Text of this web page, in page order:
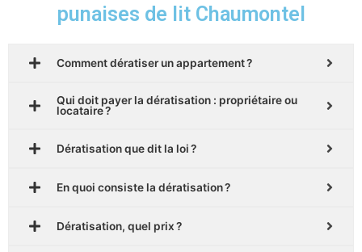
punaises de lit Chaumontel
Comment dératiser un appartement ?
Qui doit payer la dératisation : propriétaire ou
locataire ?
Dératisation que dit la loi ?
En quoi consiste la dératisation ?
Dératisation, quel prix ?